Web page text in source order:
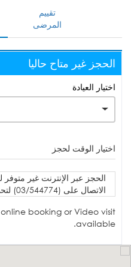
تقييم
المرضى
الحجز غير متاح حاليا
اختيار العيادة
اختيار الوقت لحجز
الحجز عبر الإنترنت غير متوفر
الاتصال على (03/544774) لتحديد موعد!
booking or Video visit
available.